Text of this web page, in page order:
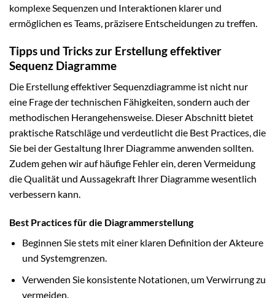
komplexe Sequenzen und Interaktionen klarer und
ermöglichen es Teams, präzisere Entscheidungen zu treffen.
Tipps und Tricks zur Erstellung effektiver
Sequenz Diagramme
Die Erstellung effektiver Sequenzdiagramme ist nicht nur
eine Frage der technischen Fähigkeiten, sondern auch der
methodischen Herangehensweise. Dieser Abschnitt bietet
praktische Ratschläge und verdeutlicht die Best Practices, die
Sie bei der Gestaltung Ihrer Diagramme anwenden sollten.
Zudem gehen wir auf häufige Fehler ein, deren Vermeidung
die Qualität und Aussagekraft Ihrer Diagramme wesentlich
verbessern kann.
Best Practices für die Diagrammerstellung
Beginnen Sie stets mit einer klaren Definition der Akteure
und Systemgrenzen.
Verwenden Sie konsistente Notationen, um Verwirrung zu
vermeiden.